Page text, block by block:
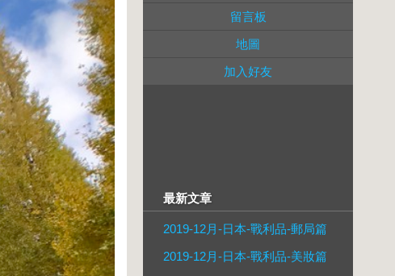
留言板
地圖
加入好友
最新文章
2019-12月-日本-戰利品-郵局篇
2019-12月-日本-戰利品-美妝篇